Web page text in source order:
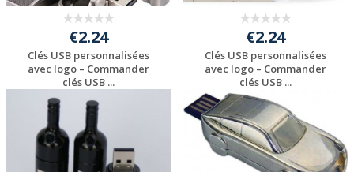
€2.24
Clés USB personnalisées
avec logo – Commander
clés USB ...
Personnaliser avec
votre logo
€2.24
Clés USB personnalisées
avec logo – Commander
clés USB ...
Personnaliser avec
votre logo